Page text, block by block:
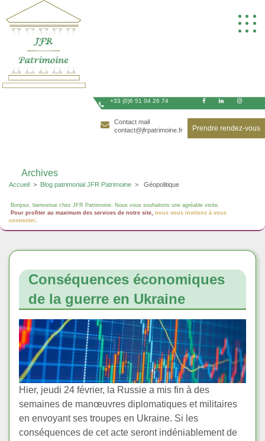
to
content
+33 (0)6 51 04 26 74
Contact mail
contact@jfrpatrimoine.fr
Prendre rendez-vous
Archives
Accueil > Blog patrimonial JFR Patrimoine > Géopolitique
Bonjour, bienvenue chez JFR Patrimoine. Nous vous souhaitons une agréable visite.
Pour profiter au maximum des services de notre site, nous vous invitons à vous
connecter.
Conséquences économiques
de la guerre en Ukraine
Hier, jeudi 24 février, la Russie a mis fin à des
semaines de manœuvres diplomatiques et militaires
en envoyant ses troupes en Ukraine. Si les
conséquences de cet acte seront indéniablement de